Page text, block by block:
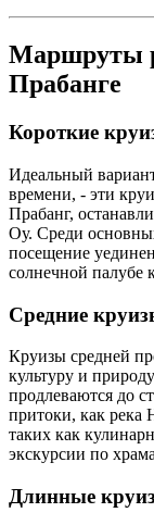
Маршруты
Прабанге
Короткие
Идеальный
времени, - эти
Прабанг,
Оу. Среди
посещение
солнечной палубе
Средние
Круизы средней
культуру и
продлеваются до
притоки, как река
таких как
экскурсии по
Длинные